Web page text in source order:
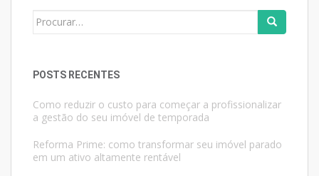
Search
POSTS RECENTES
Como reduzir o custo para começar a profissionalizar
a gestão do seu imóvel de temporada
Reforma Prime: como transformar seu imóvel parado
em um ativo altamente rentável